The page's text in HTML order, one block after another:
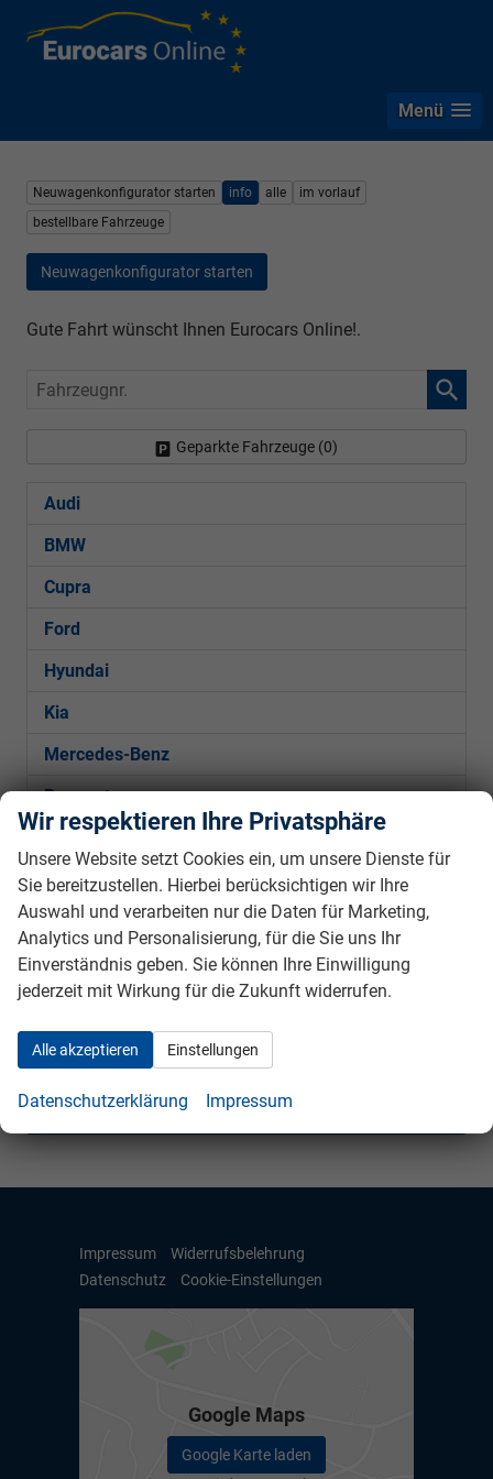
Menü
Neuwagenkonfigurator starten info alle
im vorlauf
bestellbare Fahrzeuge
Neuwagenkonfigurator starten
Gute Fahrt wünscht Ihnen Eurocars Online!.
Fahrzeugnr.
Geparkte Fahrzeuge (0)
Audi
BMW
Cupra
Ford
Hyundai
Kia
Mercedes-Benz
Peugeot
Arona *NEUES MODELL*
Ibiza *NEUES MODELL*
Leon Sportstourer
Skoda
Anmelden
Impressum
Widerrufsbelehrung
Datenschutz
Cookie-Einstellungen
Google Maps
Google Karte laden
Wir respektieren Ihre Privatsphäre
Unsere Website setzt Cookies ein, um unsere Dienste für
Sie bereitzustellen. Hierbei berücksichtigen wir Ihre
Auswahl und verarbeiten nur die Daten für Marketing,
Analytics und Personalisierung, für die Sie uns Ihr
Einverständnis geben. Sie können Ihre Einwilligung
jederzeit mit Wirkung für die Zukunft widerrufen.
Alle akzeptieren Einstellungen
Datenschutzerklärung Impressum